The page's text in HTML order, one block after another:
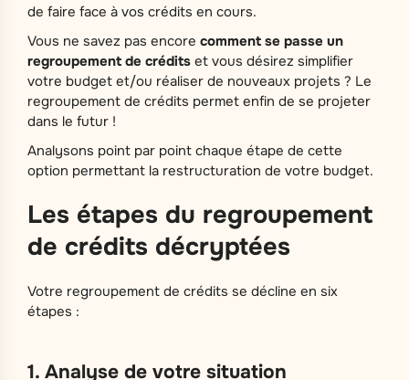
de faire face à vos crédits en cours.
Vous ne savez pas encore comment se passe un
regroupement de crédits et vous désirez simplifier
votre budget et/ou réaliser de nouveaux projets ? Le
regroupement de crédits permet enfin de se projeter
dans le futur !
Analysons point par point chaque étape de cette
option permettant la restructuration de votre budget.
Les étapes du regroupement
de crédits décryptées
Votre regroupement de crédits se décline en six
étapes :
1. Analyse de votre situation